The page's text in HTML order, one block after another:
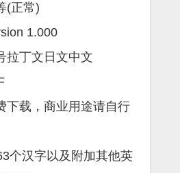
(正常)
1.000
拉丁文日文中文
下载，商业用途请自行
个汉字以及附加其他英